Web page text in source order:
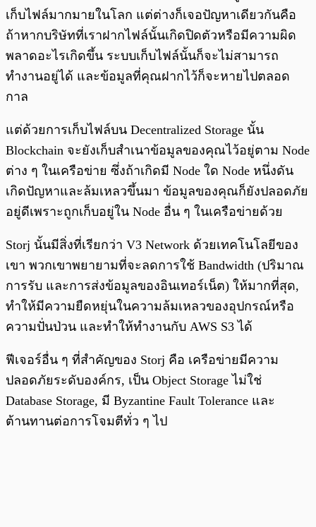
เก็บไฟล์มากมายในโลก แต่ต่างก็เจอปัญหาเดียวกันคือ
ถ้าหากบริษัทที่เราฝากไฟล์นั้นเกิดปิดตัวหรือมีความผิด
พลาดอะไรเกิดขึ้น ระบบเก็บไฟล์นั้นก็จะไม่สามารถ
ทำงานอยู่ได้ และข้อมูลที่คุณฝากไว้ก็จะหายไปตลอด
กาล
แต่ด้วยการเก็บไฟล์บน Decentralized Storage นั้น
Blockchain จะยังเก็บสำเนาข้อมูลของคุณไว้อยู่ตาม Node
ต่าง ๆ ในเครือข่าย ซึ่งถ้าเกิดมี Node ใด Node หนึ่งดัน
เกิดปัญหาและล้มเหลวขึ้นมา ข้อมูลของคุณก็ยังปลอดภัย
อยู่ดีเพราะถูกเก็บอยู่ใน Node อื่น ๆ ในเครือข่ายด้วย
Storj นั้นมีสิ่งที่เรียกว่า V3 Network ด้วยเทคโนโลยีของ
เขา พวกเขาพยายามที่จะลดการใช้ Bandwidth (ปริมาณ
การรับ และการส่งข้อมูลของอินเทอร์เน็ต) ให้มากที่สุด,
ทำให้มีความยืดหยุ่นในความล้มเหลวของอุปกรณ์หรือ
ความปั่นป่วน และทำให้ทำงานกับ AWS S3 ได้
ฟีเจอร์อื่น ๆ ที่สำคัญของ Storj คือ เครือข่ายมีความ
ปลอดภัยระดับองค์กร, เป็น Object Storage ไม่ใช่
Database Storage, มี Byzantine Fault Tolerance และ
ต้านทานต่อการโจมตีทั่ว ๆ ไป